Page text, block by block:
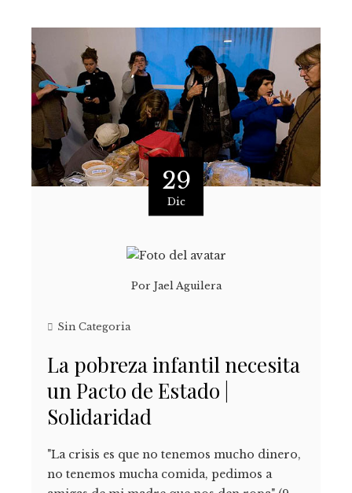
29
Dic
Por Jael Aguilera
Sin Categoria
La pobreza infantil necesita
un Pacto de Estado |
Solidaridad
"La crisis es que no tenemos mucho dinero,
no tenemos mucha comida, pedimos a